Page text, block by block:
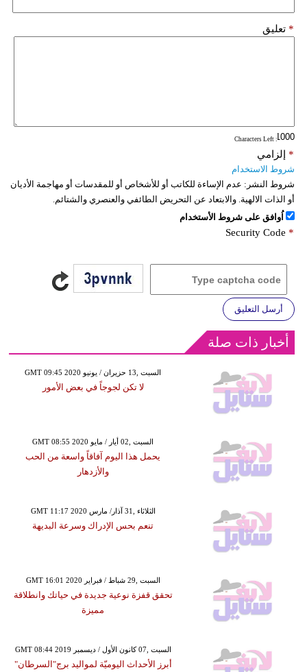
تعليق *
: Characters Left
إلزامي *
شروط الاستخدام
شروط النشر: عدم الإساءة للكاتب أو للأشخاص أو للمقدسات أو مهاجمة الأديان
أو الذات الالهية. والابتعاد عن التحريض الطائفي والعنصري والشتائم.
اُوافق على شروط الأستخدام
Security Code *
أرسل التعليق
أخبار ذات صلة
GMT 09:45 2020 السبت ,13 حزيران / يونيو
لا تكن لجوجاً في بعض الأمور
GMT 08:55 2020 السبت ,02 أيار / مايو
يحمل هذا اليوم آفاقاً واسعة من الحب
والأزدهار
GMT 11:17 2020 الثلاثاء ,31 آذار/ مارس
تنعم بحس الإدراك وسرعة البديهة
GMT 16:01 2020 السبت ,29 شباط / فبراير
تحقق قفزة نوعية جديدة في حياتك وانطلاقة
مميزة
GMT 08:44 2019 السبت ,07 كانون الأول / ديسمبر
أبرز الأحداث اليوميّة لمواليد برج"السرطان"